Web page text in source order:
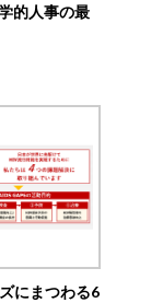
的人事の最
にまつわる6